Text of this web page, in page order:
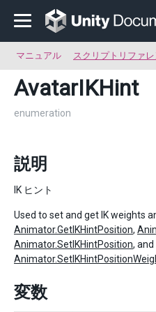
マニュアル スクリプトリファ
AvatarIKHint
enumeration
説明
IK ヒント
Used to set and get IK weights
Animator.GetIKHintPosition,
Animator.SetIKHintPosition, and
変数